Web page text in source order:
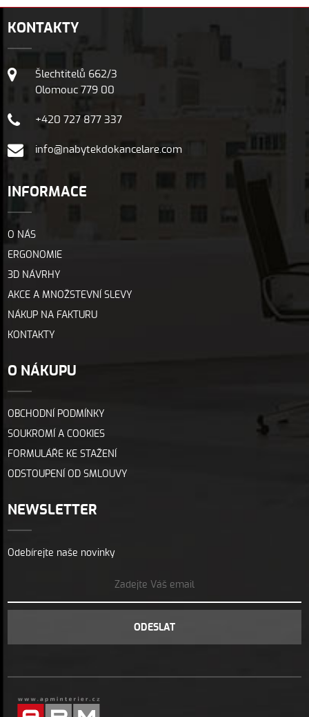
KONTAKTY
Šlechtitelů 662/3
Olomouc 779 00
+420 727 877 337
info@nabytekdokancelare.com
INFORMACE
O NÁS
ERGONOMIE
3D NÁVRHY
AKCE A MNOŽSTEVNÍ SLEVY
NÁKUP NA FAKTURU
KONTAKTY
O NÁKUPU
OBCHODNÍ PODMÍNKY
SOUKROMÍ A COOKIES
FORMULÁŘE KE STAŽENÍ
ODSTOUPENÍ OD SMLOUVY
NEWSLETTER
Odebírejte naše novinky
ODESLAT